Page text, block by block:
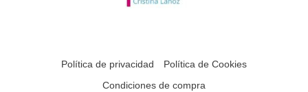
Política de privacidad
Política de Cookies
Condiciones de compra